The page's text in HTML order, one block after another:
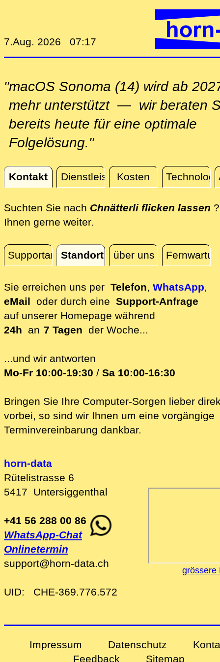
7.Aug. 2026 07:17
"macOS Sonoma (14) wird ab
mehr unterstützt — wir beraten
bereits heute für eine optimale
Folgelösung."
Kontakt Dienstleistungen
Kosten
Kontakt
Suchten Sie nach Chnätterli flicken lassen
Ihnen gerne weiterdirekt an Ihrem Standort,
.
SupportanfrageStandort über uns
Standort
Sie erreichen uns per Telefon, WhatsApp,
eMail oder durch eine Support-Anfrage
auf unserer Homepage während
24h an 7 Tagen der Woche...
...und wir antworten
Mo-Fr 10:00-19:30 / Sa 10:00-16:30
Bringen Sie Ihre Computer-Sorgen lieber
vorbei, so sind wir Ih‍nen um eine vorgängige
Terminvereinbarung dankbar.
horn-data
Rütelistrasse 6
5417 Untersiggenthal
+41 56 288 00 86
WhatsApp-Chat
Onlinetermin
support@horn-data.ch
UID: CHE-369.776.572
grössere
Impressum Datenschutz
Feedback
Sitemap